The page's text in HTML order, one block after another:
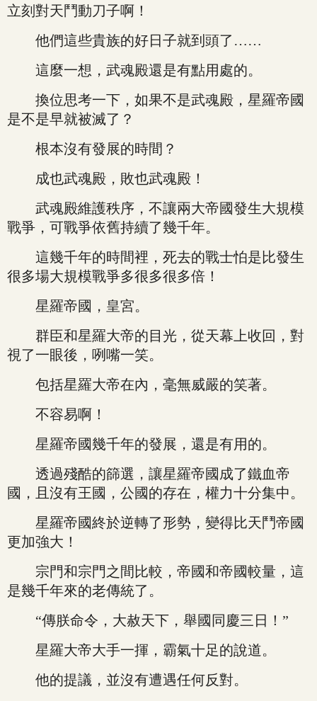
立刻對天鬥動刀子啊！
他們這些貴族的好日子就到頭了……
這麼一想，武魂殿還是有點用處的。
換位思考一下，如果不是武魂殿，星羅帝國
是不是早就被滅了？
根本沒有發展的時間？
成也武魂殿，敗也武魂殿！
武魂殿維護秩序，不讓兩大帝國發生大規模
戰爭，可戰爭依舊持續了幾千年。
這幾千年的時間裡，死去的戰士怕是比發生
很多場大規模戰爭多很多很多倍！
星羅帝國，皇宮。
群臣和星羅大帝的目光，從天幕上收回，對
視了一眼後，咧嘴一笑。
包括星羅大帝在內，毫無威嚴的笑著。
不容易啊！
星羅帝國幾千年的發展，還是有用的。
透過殘酷的篩選，讓星羅帝國成了鐵血帝
國，且沒有王國，公國的存在，權力十分集中。
星羅帝國終於逆轉了形勢，變得比天鬥帝國
更加強大！
宗門和宗門之間比較，帝國和帝國較量，這
是幾千年來的老傳統了。
“傳朕命令，大赦天下，舉國同慶三日！”
星羅大帝大手一揮，霸氣十足的說道。
他的提議，並沒有遭遇任何反對。